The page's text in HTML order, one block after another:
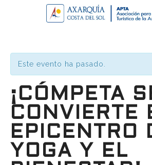
Este evento ha pasado.
¡CÓMPETA
CONVIERTE
EPICENTRO
YOGA Y EL